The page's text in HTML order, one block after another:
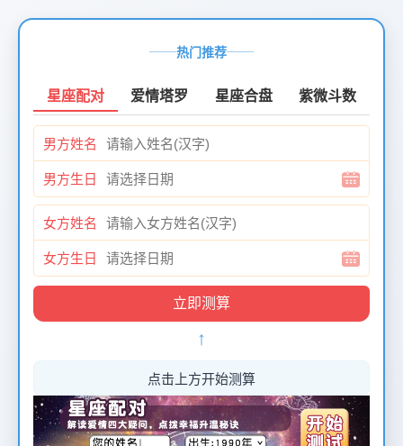
页
2026-
热门推荐
星座配对 爱情塔罗 星座合盘 紫微斗数
男方姓名
男方生日
女方姓名
女方生日
↑
点击上方开始测算